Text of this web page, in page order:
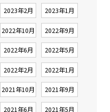
2023年2月 2023年1月
2022年10月 2022年9月
2022年6月 2022年5月
2022年2月 2022年1月
2021年10月 2021年9月
2021年6月 2021年5月